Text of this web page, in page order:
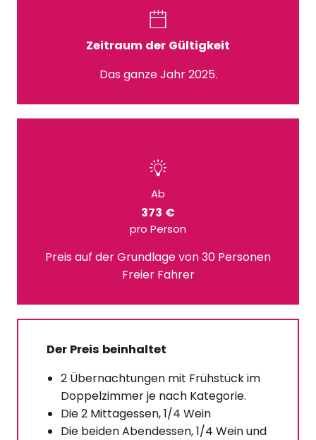
Zeitraum der Gültigkeit
Das ganze Jahr 2025.
Ab
373 €
pro Person
Preis auf der Grundlage von 30 Personen
Freier Fahrer
Der Preis beinhaltet
2 Übernachtungen mit Frühstück im
Doppelzimmer je nach Kategorie.
Die 2 Mittagessen, 1/4 Wein
Die beiden Abendessen, 1/4 Wein und